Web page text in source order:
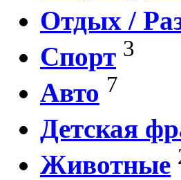
Отдых /
Спорт 3
Авто 7
Детская
Животные